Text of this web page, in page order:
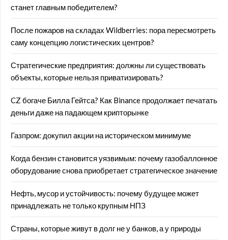
станет главным победителем?
После пожаров на складах Wildberries: пора пересмотреть
саму концепцию логистических центров?
Стратегические предприятия: должны ли существовать
объекты, которые нельзя приватизировать?
CZ богаче Билла Гейтса? Как Binance продолжает печатать
деньги даже на падающем крипторынке
Газпром: докупил акции на историческом минимуме
Когда бензин становится уязвимым: почему газобаллонное
оборудование снова приобретает стратегическое значение
Нефть, мусор и устойчивость: почему будущее может
принадлежать не только крупным НПЗ
Страны, которые живут в долг не у банков, а у природы